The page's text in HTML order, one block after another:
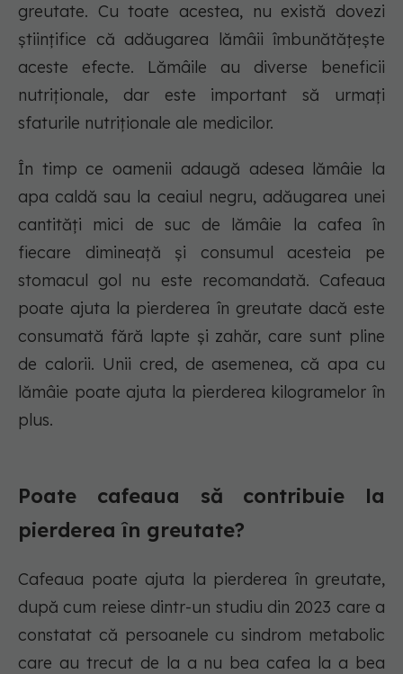
greutate. Cu toate acestea, nu există dovezi
științifice că adăugarea lămâii îmbunătățește
aceste efecte. Lămâile au diverse beneficii
nutriționale, dar este important să urmați
sfaturile nutriționale ale medicilor.
În timp ce oamenii adaugă adesea lămâie la
apa caldă sau la ceaiul negru, adăugarea unei
cantități mici de suc de lămâie la cafea în
fiecare dimineață și consumul acesteia pe
stomacul gol nu este recomandată. Cafeaua
poate ajuta la pierderea în greutate dacă este
consumată fără lapte și zahăr, care sunt pline
de calorii. Unii cred, de asemenea, că apa cu
lămâie poate ajuta la pierderea kilogramelor în
plus.
Poate cafeaua să contribuie la
pierderea în greutate?
Cafeaua poate ajuta la pierderea în greutate,
după cum reiese dintr-un studiu din 2023 care a
constatat că persoanele cu sindrom metabolic
care au trecut de la a nu bea cafea la a bea